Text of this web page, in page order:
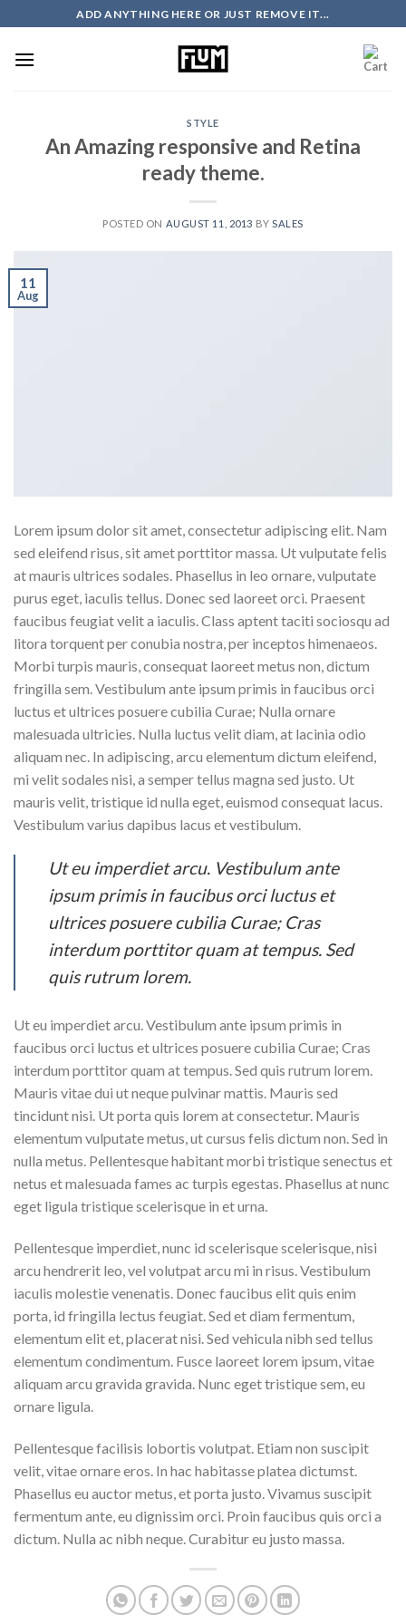
to
content
ADD ANYTHING HERE OR JUST REMOVE IT...
STYLE
An Amazing responsive and Retina
ready theme.
POSTED ON AUGUST 11, 2013 BY SALES
11
Aug
Lorem ipsum dolor sit amet, consectetur adipiscing elit. Nam
sed eleifend risus, sit amet porttitor massa. Ut vulputate felis
at mauris ultrices sodales. Phasellus in leo ornare, vulputate
purus eget, iaculis tellus. Donec sed laoreet orci. Praesent
faucibus feugiat velit a iaculis. Class aptent taciti sociosqu ad
litora torquent per conubia nostra, per inceptos himenaeos.
Morbi turpis mauris, consequat laoreet metus non, dictum
fringilla sem. Vestibulum ante ipsum primis in faucibus orci
luctus et ultrices posuere cubilia Curae; Nulla ornare
malesuada ultricies. Nulla luctus velit diam, at lacinia odio
aliquam nec. In adipiscing, arcu elementum dictum eleifend,
mi velit sodales nisi, a semper tellus magna sed justo. Ut
mauris velit, tristique id nulla eget, euismod consequat lacus.
Vestibulum varius dapibus lacus et vestibulum.
Ut eu imperdiet arcu. Vestibulum ante
ipsum primis in faucibus orci luctus et
ultrices posuere cubilia Curae; Cras
interdum porttitor quam at tempus. Sed
quis rutrum lorem.
Ut eu imperdiet arcu. Vestibulum ante ipsum primis in
faucibus orci luctus et ultrices posuere cubilia Curae; Cras
interdum porttitor quam at tempus. Sed quis rutrum lorem.
Mauris vitae dui ut neque pulvinar mattis. Mauris sed
tincidunt nisi. Ut porta quis lorem at consectetur. Mauris
elementum vulputate metus, ut cursus felis dictum non. Sed in
nulla metus. Pellentesque habitant morbi tristique senectus et
netus et malesuada fames ac turpis egestas. Phasellus at nunc
eget ligula tristique scelerisque in et urna.
Pellentesque imperdiet, nunc id scelerisque scelerisque, nisi
arcu hendrerit leo, vel volutpat arcu mi in risus. Vestibulum
iaculis molestie venenatis. Donec faucibus elit quis enim
porta, id fringilla lectus feugiat. Sed et diam fermentum,
elementum elit et, placerat nisi. Sed vehicula nibh sed tellus
elementum condimentum. Fusce laoreet lorem ipsum, vitae
aliquam arcu gravida gravida. Nunc eget tristique sem, eu
ornare ligula.
Pellentesque facilisis lobortis volutpat. Etiam non suscipit
velit, vitae ornare eros. In hac habitasse platea dictumst.
Phasellus eu auctor metus, et porta justo. Vivamus suscipit
fermentum ante, eu dignissim orci. Proin faucibus quis orci a
dictum. Nulla ac nibh neque. Curabitur eu justo massa.